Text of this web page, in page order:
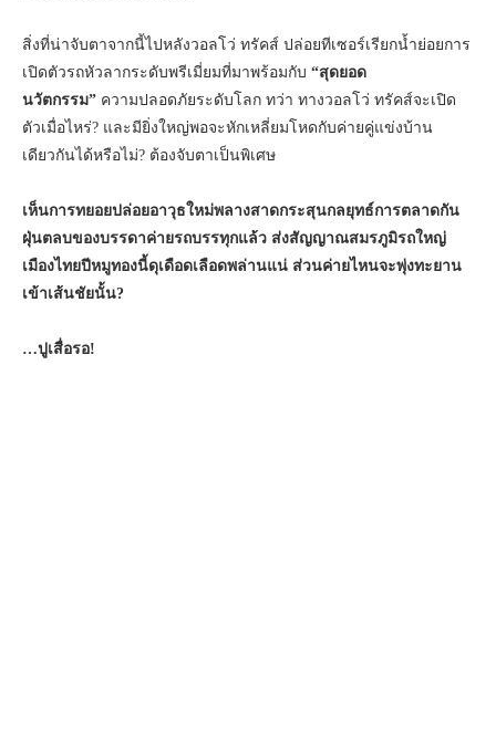
สิ่งที่น่าจับตาจากนี้ไปหลังวอลโว่ ทรัคส์ ปล่อยทีเซอร์เรียกน้ำย่อยการ
เปิดตัวรถหัวลากระดับพรีเมี่ยมที่มาพร้อมกับ “สุดยอด
นวัตกรรม” ความปลอดภัยระดับโลก ทว่า ทางวอลโว่ ทรัคส์จะเปิด
ตัวเมื่อไหร่? และมียิ่งใหญ่พอจะหักเหลี่ยมโหดกับค่ายคู่แข่งบ้าน
เดียวกันได้หรือไม่? ต้องจับตาเป็นพิเศษ
เห็นการทยอยปล่อยอาวุธใหม่พลางสาดกระสุนกลยุทธ์การตลาดกัน
ฝุ่นตลบของบรรดาค่ายรถบรรทุกแล้ว ส่งสัญญาณสมรภูมิรถใหญ่
เมืองไทยปีหมูทองนี้ดุเดือดเลือดพล่านแน่ ส่วนค่ายไหนจะพุ่งทะยาน
เข้าเส้นชัยนั้น?
…ปูเสื่อรอ!